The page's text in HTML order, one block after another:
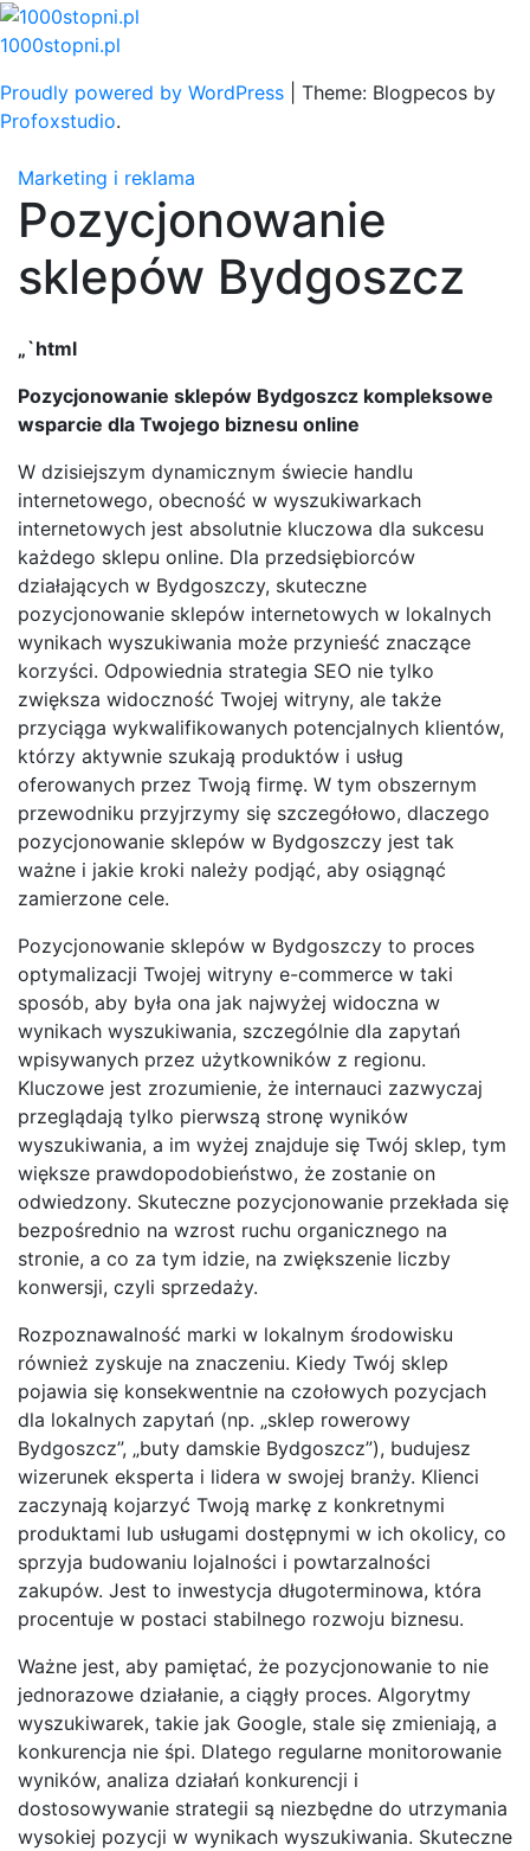
Skip
to
1000stopni.pl
Proudly powered by WordPress
Theme: Blogpecos by
Profoxstudio.
Marketing i reklama
Pozycjonowanie
sklepów Bydgoszcz
„`html
Pozycjonowanie sklepów Bydgoszcz kompleksowe
wsparcie dla Twojego biznesu online
W dzisiejszym dynamicznym świecie handlu
internetowego, obecność w wyszukiwarkach
internetowych jest absolutnie kluczowa dla sukcesu
każdego sklepu online. Dla przedsiębiorców
działających w Bydgoszczy, skuteczne
pozycjonowanie sklepów internetowych w lokalnych
wynikach wyszukiwania może przynieść znaczące
korzyści. Odpowiednia strategia SEO nie tylko
zwiększa widoczność Twojej witryny, ale także
przyciąga wykwalifikowanych potencjalnych klientów,
którzy aktywnie szukają produktów i usług
oferowanych przez Twoją firmę. W tym obszernym
przewodniku przyjrzymy się szczegółowo, dlaczego
pozycjonowanie sklepów w Bydgoszczy jest tak
ważne i jakie kroki należy podjąć, aby osiągnąć
zamierzone cele.
Pozycjonowanie sklepów w Bydgoszczy to proces
optymalizacji Twojej witryny e-commerce w taki
sposób, aby była ona jak najwyżej widoczna w
wynikach wyszukiwania, szczególnie dla zapytań
wpisywanych przez użytkowników z regionu.
Kluczowe jest zrozumienie, że internauci zazwyczaj
przeglądają tylko pierwszą stronę wyników
wyszukiwania, a im wyżej znajduje się Twój sklep, tym
większe prawdopodobieństwo, że zostanie on
odwiedzony. Skuteczne pozycjonowanie przekłada się
bezpośrednio na wzrost ruchu organicznego na
stronie, a co za tym idzie, na zwiększenie liczby
konwersji, czyli sprzedaży.
Rozpoznawalność marki w lokalnym środowisku
również zyskuje na znaczeniu. Kiedy Twój sklep
pojawia się konsekwentnie na czołowych pozycjach
dla lokalnych zapytań (np. „sklep rowerowy
Bydgoszcz”, „buty damskie Bydgoszcz”), budujesz
wizerunek eksperta i lidera w swojej branży. Klienci
zaczynają kojarzyć Twoją markę z konkretnymi
produktami lub usługami dostępnymi w ich okolicy, co
sprzyja budowaniu lojalności i powtarzalności
zakupów. Jest to inwestycja długoterminowa, która
procentuje w postaci stabilnego rozwoju biznesu.
Ważne jest, aby pamiętać, że pozycjonowanie to nie
jednorazowe działanie, a ciągły proces. Algorytmy
wyszukiwarek, takie jak Google, stale się zmieniają, a
konkurencja nie śpi. Dlatego regularne monitorowanie
wyników, analiza działań konkurencji i
dostosowywanie strategii są niezbędne do utrzymania
wysokiej pozycji w wynikach wyszukiwania. Skuteczne